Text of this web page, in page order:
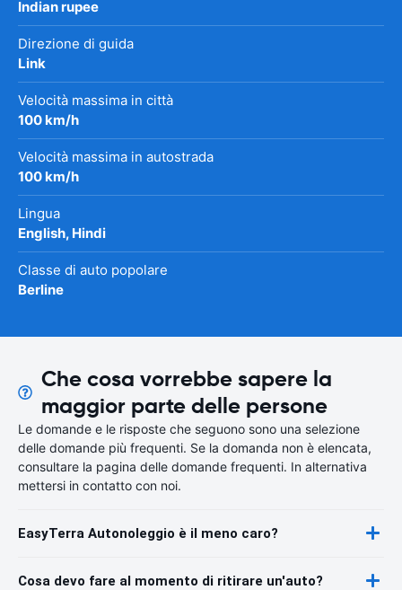
Indian rupee
Direzione di guida
Link
Velocità massima in città
100 km/h
Velocità massima in autostrada
100 km/h
Lingua
English, Hindi
Classe di auto popolare
Berline
Che cosa vorrebbe sapere la
maggior parte delle persone
Le domande e le risposte che seguono sono una selezione
delle domande più frequenti. Se la domanda non è elencata,
consultare la pagina delle domande frequenti. In alternativa
mettersi in contatto con noi.
EasyTerra Autonoleggio è il meno caro?
Cosa devo fare al momento di ritirare un'auto?